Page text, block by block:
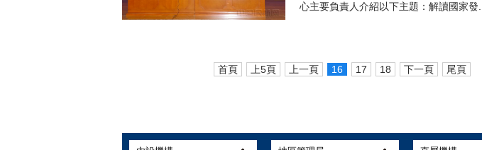
心主要負責人介紹以下主題：解讀國家發...
首頁 上5頁 上一頁 16 17 18 下一頁 尾頁